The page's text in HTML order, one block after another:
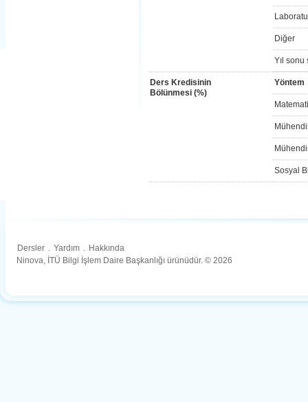
Diğer
Yıl sonu
Ders Kredisinin
Bölünmesi (%)
Yöntem
Sosyal
Dersler . Yardım . Hakkında
Ninova, İTÜ Bilgi İşlem Daire Başkanlığı ürünüdür. © 2026